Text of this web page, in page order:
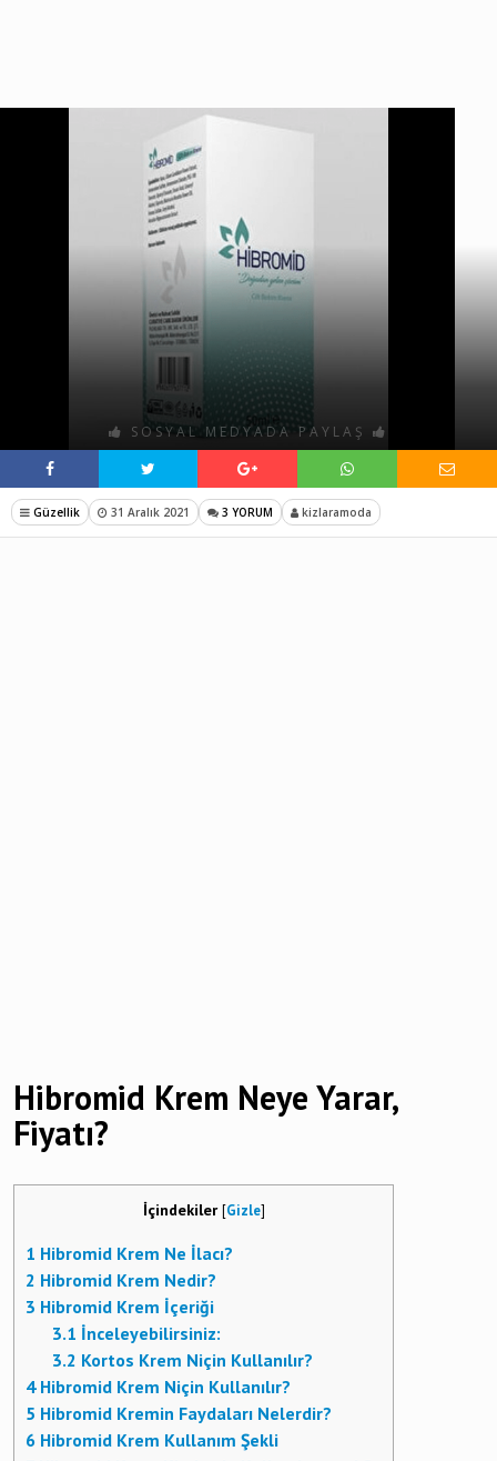
SOSYAL MEDYADA PAYLAŞ
Güzellik 31 Aralık 2021 3 YORUM kizlaramoda
Hibromid Krem Neye Yarar,
Fiyatı?
İçindekiler [Gizle]
1 Hibromid Krem Ne İlacı?
2 Hibromid Krem Nedir?
3 Hibromid Krem İçeriği
3.1 İnceleyebilirsiniz:
3.2 Kortos Krem Niçin Kullanılır?
4Hibromid Krem Niçin Kullanılır?
5 Hibromid Kremin Faydaları Nelerdir?
6 Hibromid Krem Kullanım Şekli